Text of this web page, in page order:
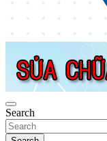
Điện Lạnh Quang Tiến
Sửa chữa thiết bị
Search